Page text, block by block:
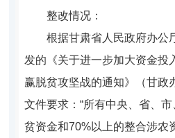
整改情况：
根据甘肃省人民政府办公
发的《关于进一步加大资金投
赢脱贫攻坚战的通知》（甘政
文件要求：“所有中央、省、
贫资金和70%以上的整合涉农